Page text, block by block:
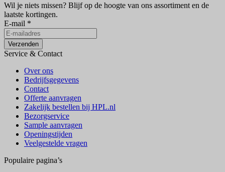
Wil je niets missen? Blijf op de hoogte van ons assortiment en de
laatste kortingen.
E-mail *
Verzenden
Service & Contact
Over ons
Bedrijfsgegevens
Contact
Offerte aanvragen
Zakelijk bestellen bij HPL.nl
Bezorgservice
Sample aanvragen
Openingstijden
Veelgestelde vragen
Populaire pagina’s